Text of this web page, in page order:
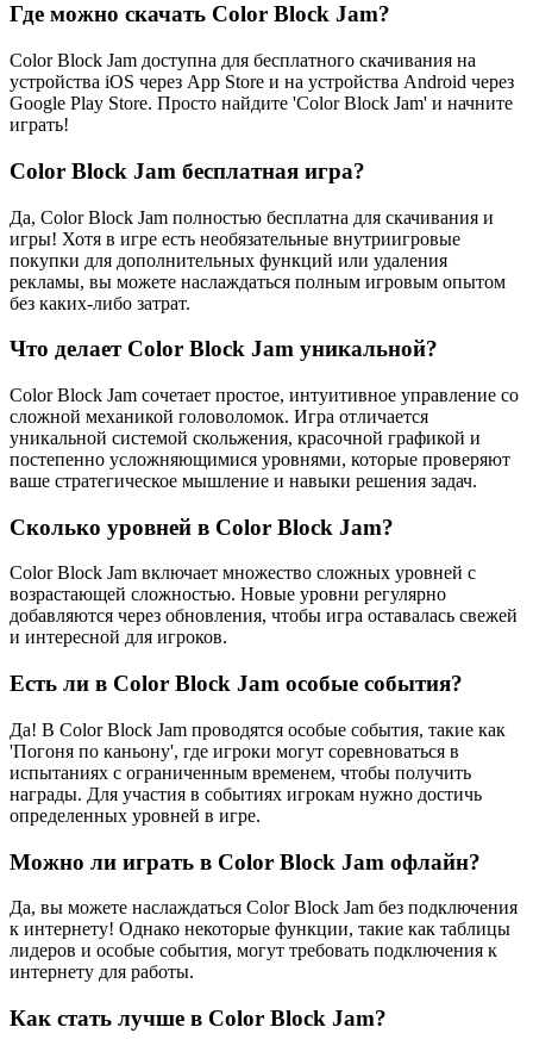
Где можно скачать Color Block Jam?
Color Block Jam доступна для бесплатного скачивания на
устройства iOS через App Store и на устройства Android через
Google Play Store. Просто найдите 'Color Block Jam' и начните
играть!
Color Block Jam бесплатная игра?
Да, Color Block Jam полностью бесплатна для скачивания и
игры! Хотя в игре есть необязательные внутриигровые
покупки для дополнительных функций или удаления
рекламы, вы можете наслаждаться полным игровым опытом
без каких-либо затрат.
Что делает Color Block Jam уникальной?
Color Block Jam сочетает простое, интуитивное управление со
сложной механикой головоломок. Игра отличается
уникальной системой скольжения, красочной графикой и
постепенно усложняющимися уровнями, которые проверяют
ваше стратегическое мышление и навыки решения задач.
Сколько уровней в Color Block Jam?
Color Block Jam включает множество сложных уровней с
возрастающей сложностью. Новые уровни регулярно
добавляются через обновления, чтобы игра оставалась свежей
и интересной для игроков.
Есть ли в Color Block Jam особые события?
Да! В Color Block Jam проводятся особые события, такие как
'Погоня по каньону', где игроки могут соревноваться в
испытаниях с ограниченным временем, чтобы получить
награды. Для участия в событиях игрокам нужно достичь
определенных уровней в игре.
Можно ли играть в Color Block Jam офлайн?
Да, вы можете наслаждаться Color Block Jam без подключения
к интернету! Однако некоторые функции, такие как таблицы
лидеров и особые события, могут требовать подключения к
интернету для работы.
Как стать лучше в Color Block Jam?